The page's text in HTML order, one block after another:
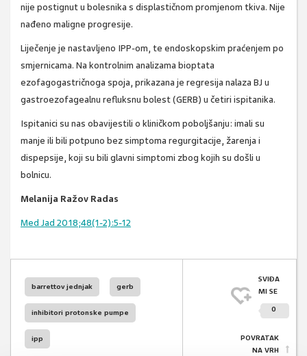
nije postignut u bolesnika s displastičnom promjenom tkiva. Nije
nađeno maligne progresije.
Liječenje je nastavljeno IPP-om, te endoskopskim praćenjem po
smjernicama. Na kontrolnim analizama bioptata
ezofagogastričnoga spoja, prikazana je regresija nalaza BJ u
gastroezofagealnu refluksnu bolest (GERB) u četiri ispitanika.
Ispitanici su nas obavijestili o kliničkom poboljšanju: imali su
manje ili bili potpuno bez simptoma regurgitacije, žarenja i
dispepsije, koji su bili glavni simptomi zbog kojih su došli u
bolnicu.
Melanija Ražov Radas
Med Jad 2018;48(1-2):5-12
barrettov jednjak gerb
inhibitori protonske pumpe
ipp
SVIĐA
MI SE
0
POVRATAK
NA VRH